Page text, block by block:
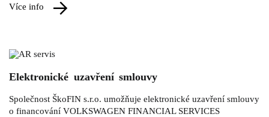
více info
Elektronické uzavření smlouvy
Společnost ŠkoFIN s.r.o. umožňuje elektronické uzavření smlouvy
o financování VOLKSWAGEN FINANCIAL SERVICES